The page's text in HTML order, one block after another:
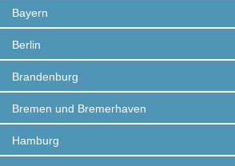
Bayern
Berlin
Brandenburg
Bremen und Bremerhaven
Hamburg